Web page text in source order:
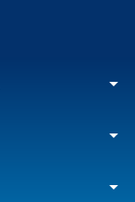
arrow_drop_down
arrow_drop_down
arrow_drop_down